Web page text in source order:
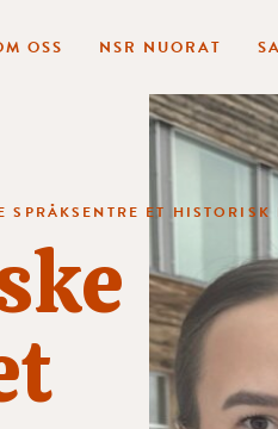
OSS NSR NUORAT
SPRÅKSENTRE ET HISTORISK